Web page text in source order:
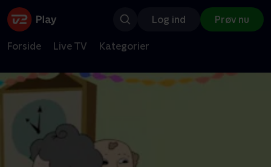
Log ind Prøv nu
Forside Live TV Kategorier